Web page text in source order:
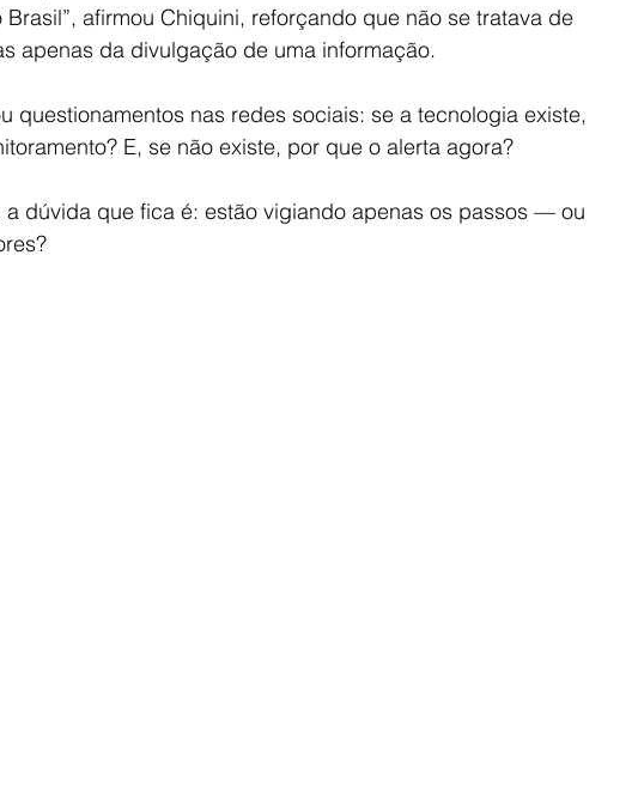
afirmou Chiquini, reforçando que não se tratava de
apenas da divulgação de uma informação.
questionamentos nas redes sociais: se a tecnologia existe,
E, se não existe, por que o alerta agora?
a dúvida que fica é: estão vigiando apenas os passos — ou